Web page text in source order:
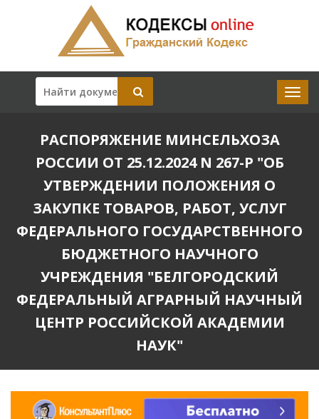
РАСПОРЯЖЕНИЕ МИНСЕЛЬХОЗА
РОССИИ ОТ 25.12.2024 N 267-Р "ОБ
УТВЕРЖДЕНИИ ПОЛОЖЕНИЯ О
ЗАКУПКЕ ТОВАРОВ, РАБОТ, УСЛУГ
ФЕДЕРАЛЬНОГО ГОСУДАРСТВЕННОГО
БЮДЖЕТНОГО НАУЧНОГО
УЧРЕЖДЕНИЯ "БЕЛГОРОДСКИЙ
ФЕДЕРАЛЬНЫЙ АГРАРНЫЙ НАУЧНЫЙ
ЦЕНТР РОССИЙСКОЙ АКАДЕМИИ
НАУК"